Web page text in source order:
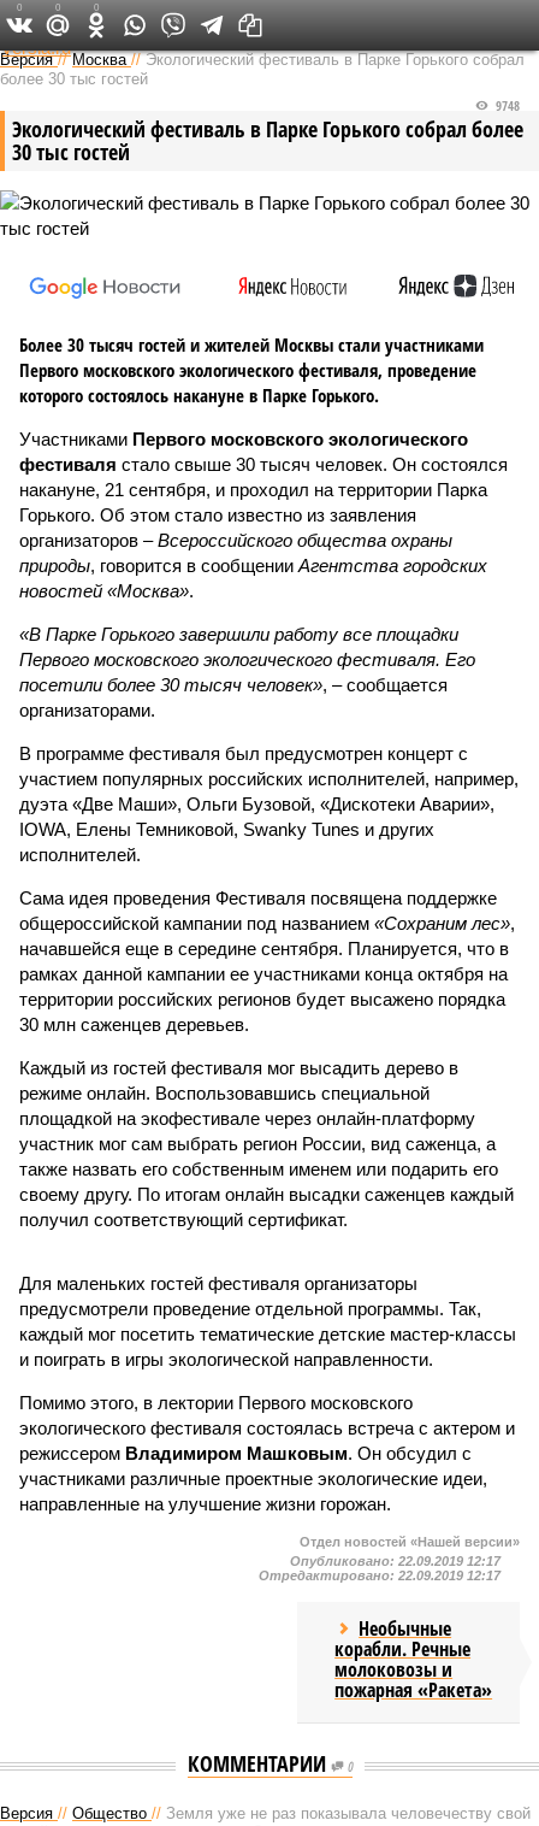
Федеральный выпуск
Версия //Москва //Экологический фестиваль в Парке Горького собрал
более 30 тыс гостей
Экологический фестиваль в Парке Горького собрал более
30 тыс гостей
9748
Более 30 тысяч гостей и жителей Москвы стали участниками
Первого московского экологического фестиваля, проведение
которого состоялось накануне в Парке Горького.
Участниками Первого московского экологического
фестиваля стало свыше 30 тысяч человек. Он состоялся
накануне, 21 сентября, и проходил на территории Парка
Горького. Об этом стало известно из заявления
организаторов –Всероссийского общества охраны
природы, говорится в сообщении Агентства городских
новостей «Москва».
«В Парке Горького завершили работу все площадки
Первого московского экологического фестиваля. Его
посетили более 30 тысяч человек», – сообщается
организаторами.
В программе фестиваля был предусмотрен концерт с
участием популярных российских исполнителей, например,
дуэта «Две Маши», Ольги Бузовой, «Дискотеки Аварии»,
IOWA, Елены Темниковой, Swanky Tunes и других
исполнителей.
Сама идея проведения Фестиваля посвящена поддержке
общероссийской кампании под названием «Сохраним лес»,
начавшейся еще в середине сентября. Планируется, что в
рамках данной кампании ее участниками конца октября на
территории российских регионов будет высажено порядка
30 млн саженцев деревьев.
Каждый из гостей фестиваля мог высадить дерево в
режиме онлайн. Воспользовавшись специальной
площадкой на экофестивале через онлайн-платформу
участник мог сам выбрать регион России, вид саженца, а
также назвать его собственным именем или подарить его
своему другу. По итогам онлайн высадки саженцев каждый
получил соответствующий сертификат.
Для маленьких гостей фестиваля организаторы
предусмотрели проведение отдельной программы. Так,
каждый мог посетить тематические детские мастер-классы
и поиграть в игры экологической направленности.
Помимо этого, в лектории Первого московского
экологического фестиваля состоялась встреча с актером и
режиссером Владимиром Машковым. Он обсудил с
участниками различные проектные экологические идеи,
направленные на улучшение жизни горожан.
0 0 0
Отдел новостей «Нашей версии»
Опубликовано: 22.09.2019 12:17
Отредактировано: 22.09.2019 12:17
Необычные
корабли. Речные
молоковозы и
пожарная «Ракета»
КОММЕНТАРИИ 0
Версия // Общество // Земля уже не раз показывала человечеству свой